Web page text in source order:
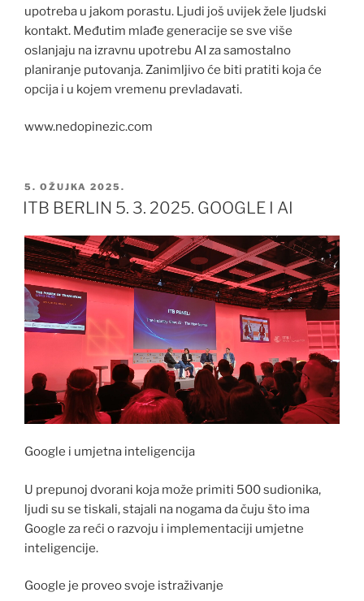
upotreba u jakom porastu. Ljudi još uvijek žele ljudski
kontakt. Međutim mlađe generacije se sve više
oslanjaju na izravnu upotrebu AI za samostalno
planiranje putovanja. Zanimljivo će biti pratiti koja će
opcija i u kojem vremenu prevladavati.
www.nedopinezic.com
OBJAVLJENO
5. OŽUJKA 2025.
ITB BERLIN 5. 3. 2025. GOOGLE I AI
Google i umjetna inteligencija
U prepunoj dvorani koja može primiti 500 sudionika,
ljudi su se tiskali, stajali na nogama da čuju što ima
Google za reći o razvoju i implementaciji umjetne
inteligencije.
Google je proveo svoje istraživanje